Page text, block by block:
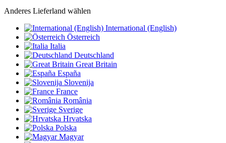
Anderes Lieferland wählen
International (English)
Österreich
Italia
Deutschland
Great Britain
España
Slovenija
France
România
Sverige
Hrvatska
Polska
Magyar